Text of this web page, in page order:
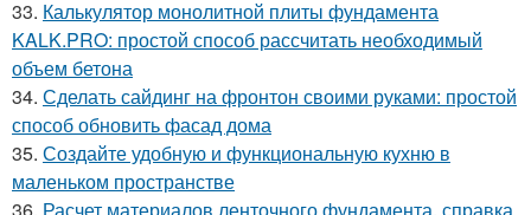
33. Калькулятор монолитной плиты фундамента
KALK.PRO: простой способ рассчитать необходимый
объем бетона
34. Сделать сайдинг на фронтон своими руками: простой
способ обновить фасад дома
35. Создайте удобную и функциональную кухню в
маленьком пространстве